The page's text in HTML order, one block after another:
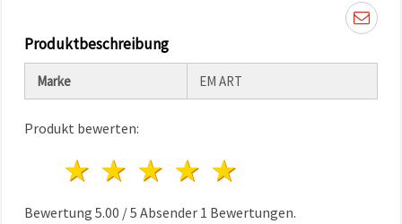
Richtlinie
Alle
akzeptieren
Cookie-
Produktbeschreibung
Marke EM ART
Produkt bewerten:
4 Sterne
3 Sterne
2 Sterne
1 Stern
Bewertung 5.00 /5 Absender 1 Bewertungen.